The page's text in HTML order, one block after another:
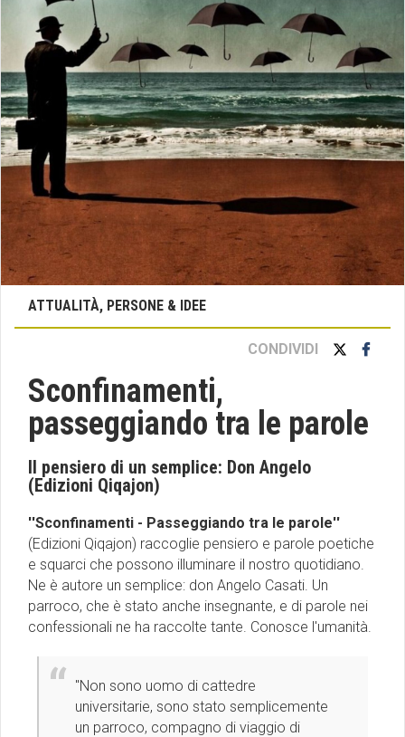
ATTUALITÀ, PERSONE & IDEE
CONDIVIDI
Sconfinamenti,
passeggiando tra le parole
Il pensiero di un semplice: Don Angelo
(Edizioni Qiqajon)
''Sconfinamenti - Passeggiando tra le parole''
(Edizioni Qiqajon) raccoglie pensiero e parole poetiche
e squarci che possono illuminare il nostro quotidiano.
Ne è autore un semplice: don Angelo Casati. Un
parroco, che è stato anche insegnante, e di parole nei
confessionali ne ha raccolte tante. Conosce l'umanità.
''Non sono uomo di cattedre
universitarie, sono stato semplicemente
un parroco, compagno di viaggio di